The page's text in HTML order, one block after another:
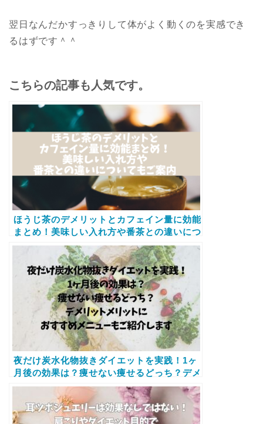
翌日なんだかすっきりして体がよく動くのを実感でき
るはずです＾＾
こちらの記事も人気です。
ほうじ茶のデメリットとカフェイン量に効能
まとめ！美味しい入れ方や番茶との違いにつ
いてもご案内
夜だけ炭水化物抜きダイエットを実践！1ヶ
月後の効果は？痩せない痩せるどっち？デメ
リットメリットにおすすめメニューもご紹介